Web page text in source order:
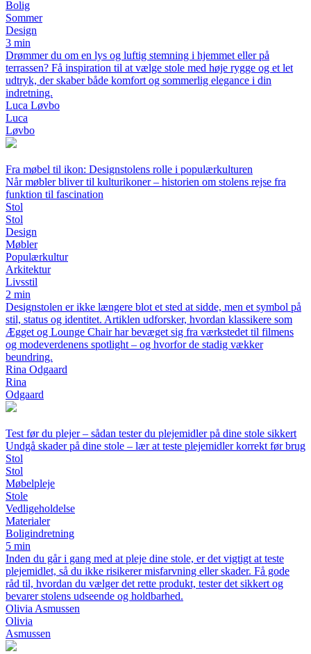
Bolig
Sommer
Design
3 min
Drømmer du om en lys og luftig stemning i hjemmet eller på
terrassen? Få inspiration til at vælge stole med høje rygge og et let
udtryk, der skaber både komfort og sommerlig elegance i din
indretning.
Luca Løvbo
Luca
Løvbo
Fra møbel til ikon: Designstolens rolle i populærkulturen
Når møbler bliver til kulturikoner – historien om stolens rejse fra
funktion til fascination
Stol
Stol
Design
Møbler
Populærkultur
Arkitektur
Livsstil
2 min
Designstolen er ikke længere blot et sted at sidde, men et symbol på
stil, status og identitet. Artiklen udforsker, hvordan klassikere som
Ægget og Lounge Chair har bevæget sig fra værkstedet til filmens
og modeverdenens spotlight – og hvorfor de stadig vækker
beundring.
Rina Odgaard
Rina
Odgaard
Test før du plejer – sådan tester du plejemidler på dine stole sikkert
Undgå skader på dine stole – lær at teste plejemidler korrekt før brug
Stol
Stol
Møbelpleje
Stole
Vedligeholdelse
Materialer
Boligindretning
5 min
Inden du går i gang med at pleje dine stole, er det vigtigt at teste
plejemidlet, så du ikke risikerer misfarvning eller skader. Få gode
råd til, hvordan du vælger det rette produkt, tester det sikkert og
bevarer stolens udseende og holdbarhed.
Olivia Asmussen
Olivia
Asmussen